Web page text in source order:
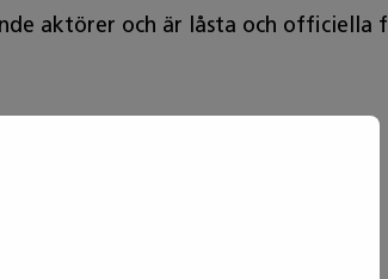
aktörer och är låsta och officiella